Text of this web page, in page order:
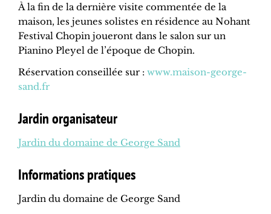
À la fin de la dernière visite commentée de la
maison, les jeunes solistes en résidence au Nohant
Festival Chopin joueront dans le salon sur un
Pianino Pleyel de l’époque de Chopin.
Réservation conseillée sur : www.maison-george-
sand.fr
Jardin organisateur
Jardin du domaine de George Sand
Informations pratiques
Jardin du domaine de George Sand